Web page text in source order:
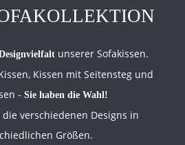
unserer Sofakissen.
Kissen mit Seitensteg und
- Sie haben die Wahl!
verschiedenen Designs in
Größen.